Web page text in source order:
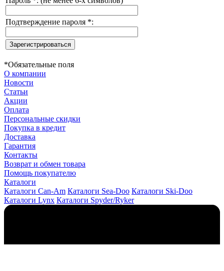
Подтверждение пароля *:
*Обязательные поля
О компании
Новости
Статьи
Акции
Оплата
Персональные скидки
Покупка в кредит
Доставка
Гарантия
Контакты
Возврат и обмен товара
Помощь покупателю
Каталоги
Каталоги Can-Am Каталоги Sea-Doo Каталоги Ski-Doo
Каталоги Lynx Каталоги Spyder/Ryker